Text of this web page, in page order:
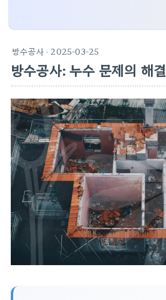
방수공사· 2025-03-25
방수공사: 누수 문제의 해